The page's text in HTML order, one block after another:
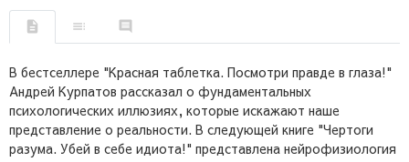
В бестселлере "Красная таблетка. Посмотри правде в глаза!"
Андрей Курпатов рассказал о фундаментальных
психологических иллюзиях, которые искажают наше
представление о реальности. В следующей книге "Чертоги
разума. Убей в себе идиота!" представлена нейрофизиология